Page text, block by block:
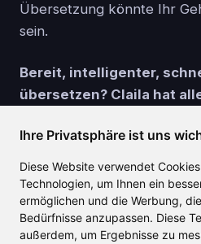
Ihre Privatsphäre ist uns
Diese Website verwendet
Technologien, um Ihnen ein
ermöglichen und die Werbung,
Bedürfnisse anzupassen. Diese
außerdem, um Ergebnisse zu
Übersetzung könnte Ihr
sein.
Bereit, intelligenter,
übersetzen? Claila hat
Erstellen Sie Ihr